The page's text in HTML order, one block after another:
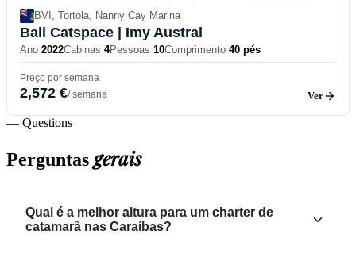
BVI, Tortola, Nanny Cay Marina
Bali Catspace | Imy Austral
Ano 2022Cabinas 4Pessoas 10Comprimento 40 pés
Preço por semana
2,572 €/ semana Ver
— Questions
Perguntasgerais
Qual é a melhor altura para um charter de
catamarã nas Caraíbas?